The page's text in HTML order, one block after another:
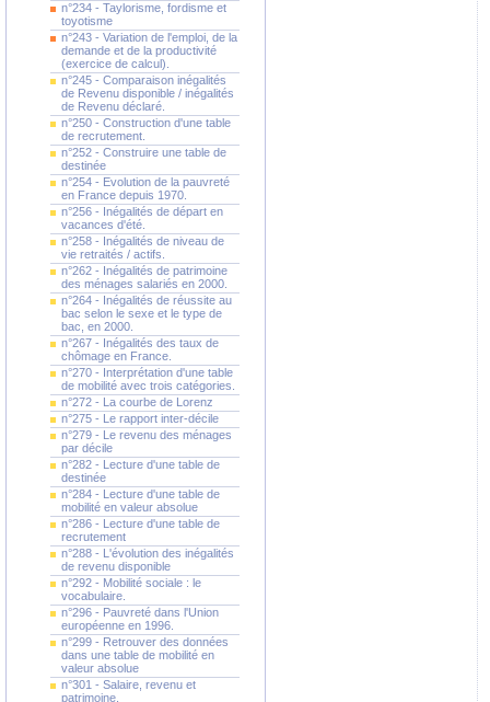
n°234 - Taylorisme, fordisme et
toyotisme
n°243 - Variation de l'emploi, de la
demande et de la productivité
(exercice de calcul).
n°245 - Comparaison inégalités
de Revenu disponible / inégalités
de Revenu déclaré.
n°250 - Construction d'une table
de recrutement.
n°252 - Construire une table de
destinée
n°254 - Evolution de la pauvreté
en France depuis 1970.
n°256 - Inégalités de départ en
vacances d'été.
n°258 - Inégalités de niveau de
vie retraités / actifs.
n°262 - Inégalités de patrimoine
des ménages salariés en 2000.
n°264 - Inégalités de réussite au
bac selon le sexe et le type de
bac, en 2000.
n°267 - Inégalités des taux de
chômage en France.
n°270 - Interprétation d'une table
de mobilité avec trois catégories.
n°272 - La courbe de Lorenz
n°275 - Le rapport inter-décile
n°279 - Le revenu des ménages
par décile
n°282 - Lecture d'une table de
destinée
n°284 - Lecture d'une table de
mobilité en valeur absolue
n°286 - Lecture d'une table de
recrutement
n°288 - L'évolution des inégalités
de revenu disponible
n°292 - Mobilité sociale : le
vocabulaire.
n°296 - Pauvreté dans l'Union
européenne en 1996.
n°299 - Retrouver des données
dans une table de mobilité en
valeur absolue
n°301 - Salaire, revenu et
patrimoine.